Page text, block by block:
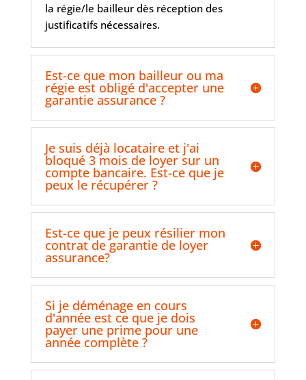
la régie/le bailleur dès réception des
justificatifs nécessaires.
Est-ce que mon bailleur ou ma
régie est obligé d'accepter une
garantie assurance ?
Je suis déjà locataire et j'ai
bloqué 3 mois de loyer sur un
compte bancaire. Est-ce que je
peux le récupérer ?
Est-ce que je peux résilier mon
contrat de garantie de loyer
assurance?
Si je déménage en cours
d'année est ce que je dois
payer une prime pour une
année complète ?